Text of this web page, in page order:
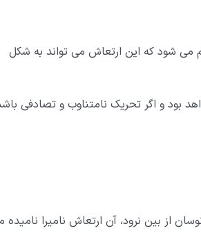
می شود که این ارتعاش می تواند به شکل
بود و اگر تحریک نامتناوب و تصادفی
از بین نرود، آن ارتعاش نامیرا نامیده